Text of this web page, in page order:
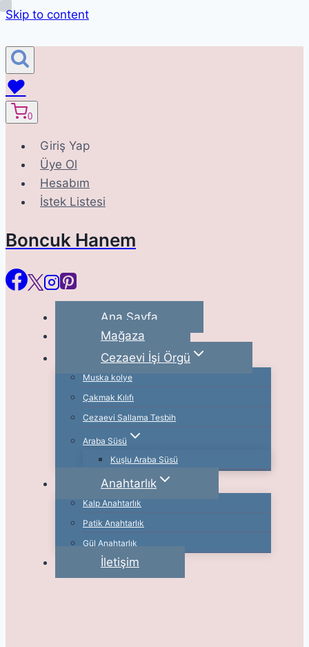
Skip to content
♥
0
Giriş Yap
Üye Ol
Hesabım
İstek Listesi
Boncuk Hanem
Ana Sayfa
Mağaza
Cezaevi İşi Örgü
Muska kolye
Çakmak Kılıfı
Cezaevi Sallama Tesbih
Araba Süsü
Kuşlu Araba Süsü
Anahtarlık
Kalp Anahtarlık
Patik Anahtarlık
Gül Anahtarlık
İletişim